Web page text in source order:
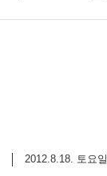
2012.8.18. 토요일